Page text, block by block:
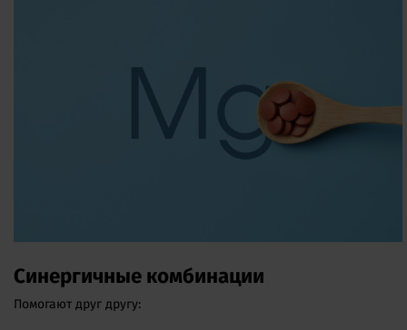
Синергичные комбинации
Помогают друг другу: